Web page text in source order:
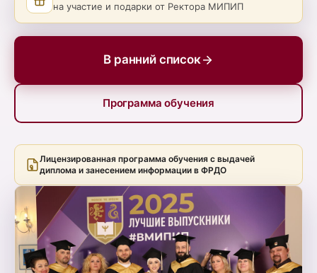
В ранний список
Программа обучения
на участие и подарки от Ректора МИПИП
Лицензированная программа обучения с выдачей
диплома и занесением информации в ФРДО